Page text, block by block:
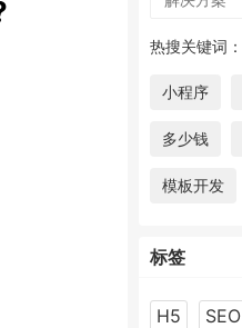
热搜关键词：
小程序
多少钱
模板开发
标签
H5 SEO